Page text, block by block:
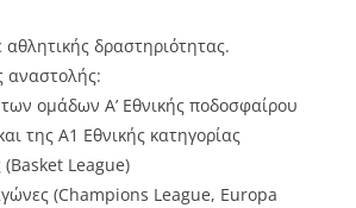
δραστηριότητας.
αναστολής:
ομάδων Α’ Εθνικής ποδοσφαίρου
της Α1 Εθνικής κατηγορίας
League)
(Champions League, Europa